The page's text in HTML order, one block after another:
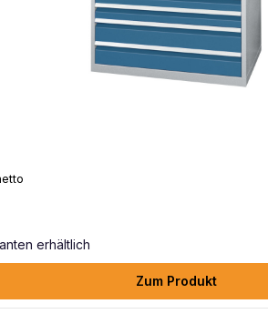
erhältlich
Zum Produkt